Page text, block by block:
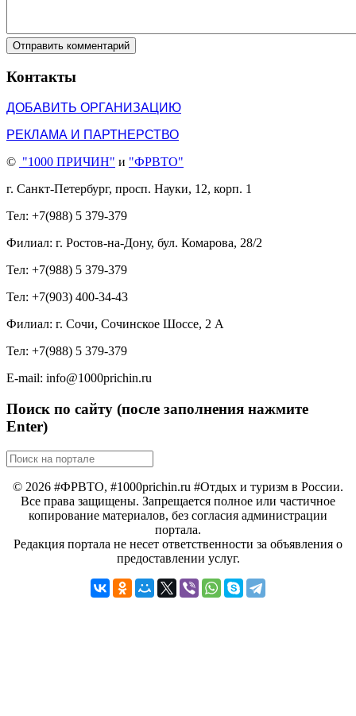
Отправить комментарий
Контакты
ДОБАВИТЬ ОРГАНИЗАЦИЮ
РЕКЛАМА И ПАРТНЕРСТВО
© "1000 ПРИЧИН" и "ФРВТО"
г. Санкт-Петербург, просп. Науки, 12, корп. 1
Тел: +7(988) 5 379-379
Филиал: г. Ростов-на-Дону, бул. Комарова, 28/2
Тел: +7(988) 5 379-379
Тел: +7(903) 400-34-43
Филиал: г. Сочи, Сочинское Шоссе, 2 А
Тел: +7(988) 5 379-379
E-mail: info@1000prichin.ru
Поиск по сайту (после заполнения нажмите
Enter)
© 2026 #ФРВТО, #1000prichin.ru #Отдых и туризм в России.
Все права защищены. Запрещается полное или частичное
копирование материалов, без согласия администрации
портала.
Редакция портала не несет ответственности за объявления о
предоставлении услуг.